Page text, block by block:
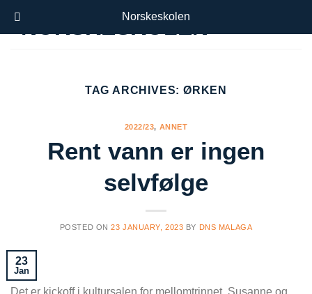
TAG ARCHIVES:ØRKEN
2022/23, ANNET
Rent vann er ingen
selvfølge
POSTED ON23 JANUARY, 2023 BY DNS MALAGA
23
Jan
Det er kickoff i kultursalen for mellomtrinnet. Susanne og
Norskeskolen